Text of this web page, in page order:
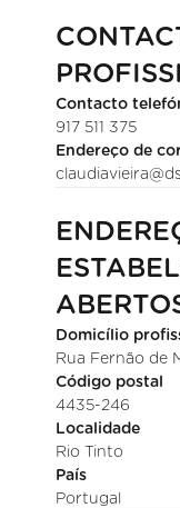
Contacto
917 511 375
Endereço de
Domicílio
Rua Fernão de
Código postal
4435-246
Localidade
Rio Tinto
País
Portugal